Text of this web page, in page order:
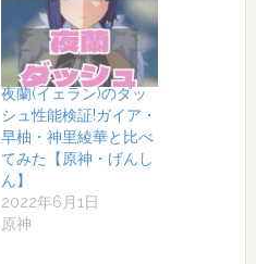
夜蘭(イェラン)のダッ
シュ性能検証!ガイア・
早柚・神里綾華と比べ
てみた【原神・げんし
ん】
2022年6月1日
原神